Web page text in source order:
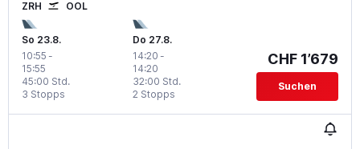
ZRH OOL
So 23.8.
10:55 -
15:55
3 Stopps
45:00 Std.
Do 27.8.
14:20 -
14:20
2 Stopps
32:00 Std.
CHF 1’679
Suchen